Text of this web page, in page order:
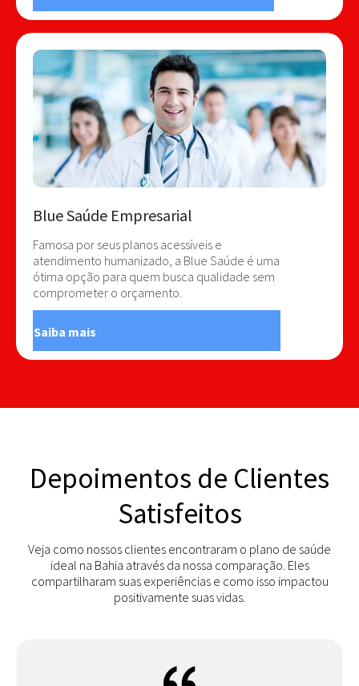
Blue Saúde Empresarial
Famosa por seus planos acessíveis e
atendimento humanizado, a Blue Saúde é uma
ótima opção para quem busca qualidade sem
comprometer o orçamento.
Saiba mais
Depoimentos de Clientes
Satisfeitos
Veja como nossos clientes encontraram o plano de saúde
ideal na Bahia através da nossa comparação. Eles
compartilharam suas experiências e como isso impactou
positivamente suas vidas.